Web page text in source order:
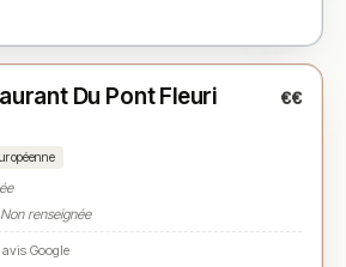
Du Pont Fleuri €€
Non renseignée
avis Google